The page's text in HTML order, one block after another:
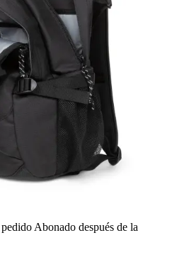
Abonado después de la